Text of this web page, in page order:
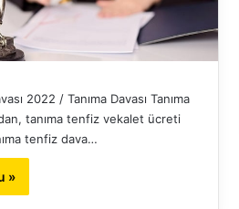
2022 / Tanıma Davası Tanıma
tanıma tenfiz vekalet ücreti
tenfiz dava…
»